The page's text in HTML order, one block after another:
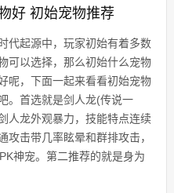
好 初始宠物推荐
代起源中，玩家初始有着多数
可以选择，那么初始什么宠物
呢，下面一起来看看初始宠物
。首选就是剑人龙(传说一
人龙外观暴力，技能特点连续
击带几率眩晕和群排攻击，
神宠。第二推荐的就是身为